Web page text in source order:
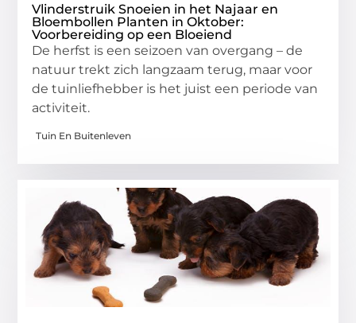
Vlinderstruik Snoeien in het Najaar en
Bloembollen Planten in Oktober:
Voorbereiding op een Bloeiend
De herfst is een seizoen van overgang – de
natuur trekt zich langzaam terug, maar voor
de tuinliefhebber is het juist een periode van
activiteit.
Tuin En Buitenleven